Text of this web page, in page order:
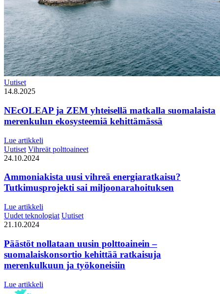
Uutiset
14.8.2025
NEcOLEAP ja ZEM yhteisellä matkalla suomalaista
merenkulun ekosysteemiä kehittämässä
Lue artikkeli
Uutiset Vihreät polttoaineet
24.10.2024
Ammoniakista uusi vihreä energiaratkaisu?
Tutkimusprojekti sai miljoonarahoituksen
Lue artikkeli
Uudet teknologiat Uutiset
21.10.2024
Päästöt nollataan uusin polttoainein –
suomalaiskonsortio kehittää ratkaisuja
merenkulkuun ja työkoneisiin
Lue artikkeli